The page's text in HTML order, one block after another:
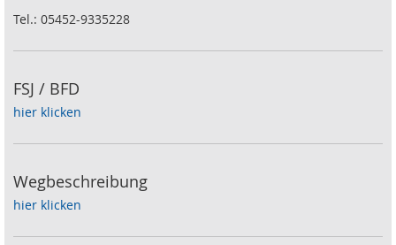
Tel.: 05452-9335228
FSJ / BFD
hier klicken
Wegbeschreibung
hier klicken